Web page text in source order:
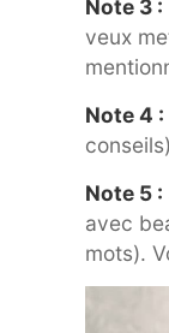
Note 3 :
veux
Note 4 :
Note 5 :
avec
mots).